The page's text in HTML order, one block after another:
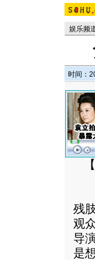
娱乐频
时间：
【
《
残
观
导
是